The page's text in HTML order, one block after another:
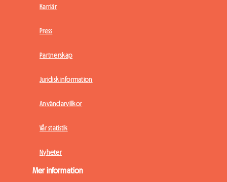
Karriär
Press
Partnerskap
Juridisk information
Användarvillkor
Vår statistik
Nyheter
Mer information